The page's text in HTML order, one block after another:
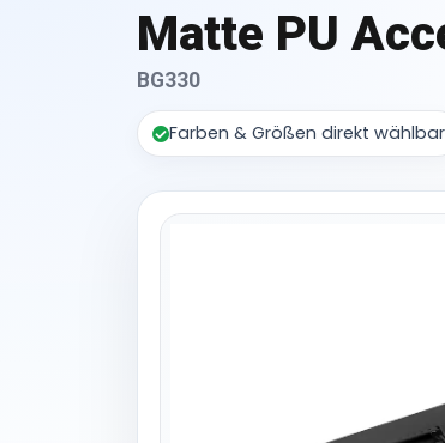
Matte PU
BG330
Farben & Größen direkt wählbar